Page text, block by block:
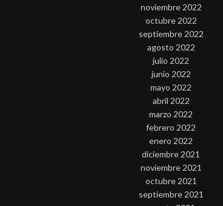
noviembre 2022
octubre 2022
septiembre 2022
agosto 2022
julio 2022
junio 2022
mayo 2022
abril 2022
marzo 2022
febrero 2022
enero 2022
diciembre 2021
noviembre 2021
octubre 2021
septiembre 2021